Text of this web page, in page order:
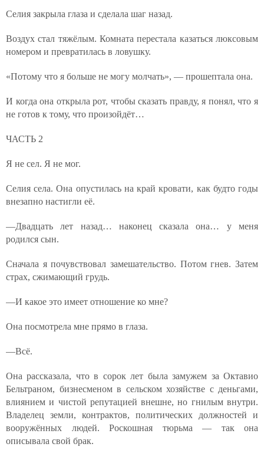
Селия закрыла глаза и сделала шаг назад.
Воздух стал тяжёлым. Комната перестала казаться люксовым
номером и превратилась в ловушку.
«Потому что я больше не могу молчать», — прошептала она.
И когда она открыла рот, чтобы сказать правду, я понял, что я
не готов к тому, что произойдёт…
ЧАСТЬ 2
Я не сел. Я не мог.
Селия села. Она опустилась на край кровати, как будто годы
внезапно настигли её.
—Двадцать лет назад… наконец сказала она… у меня
родился сын.
Сначала я почувствовал замешательство. Потом гнев. Затем
страх, сжимающий грудь.
—И какое это имеет отношение ко мне?
Она посмотрела мне прямо в глаза.
—Всё.
Она рассказала, что в сорок лет была замужем за Октавио
Бельтраном, бизнесменом в сельском хозяйстве с деньгами,
влиянием и чистой репутацией внешне, но гнилым внутри.
Владелец земли, контрактов, политических должностей и
вооружённых людей. Роскошная тюрьма — так она
описывала свой брак.